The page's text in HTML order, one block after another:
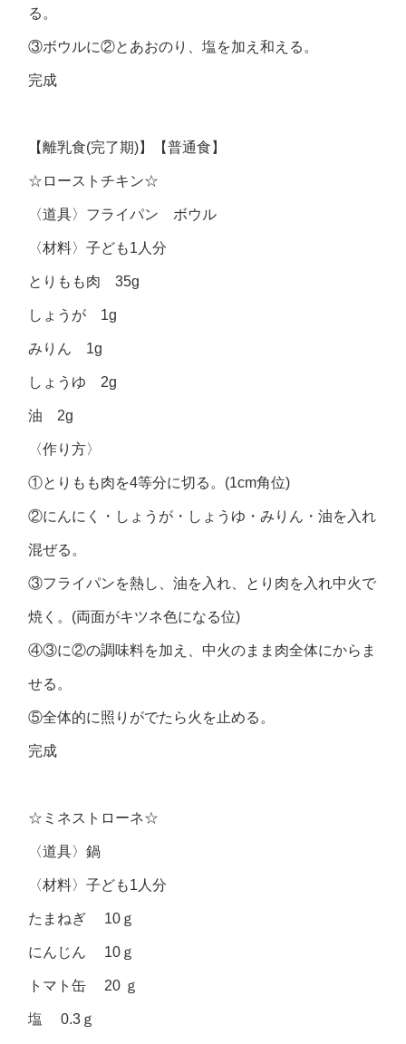
る。
③ボウルに②とあおのり、塩を加え和える。
完成
【離乳食(完了期)】【普通食】
☆ローストチキン☆
〈道具〉フライパン ボウル
〈材料〉子ども1人分
とりもも肉 35g
しょうが 1g
みりん 1g
しょうゆ 2g
油 2g
〈作り方〉
①とりもも肉を4等分に切る。(1cm角位)
②にんにく・しょうが・しょうゆ・みりん・油を入れ
混ぜる。
③フライパンを熱し、油を入れ、とり肉を入れ中火で
焼く。(両面がキツネ色になる位)
④③に②の調味料を加え、中火のまま肉全体にからま
せる。
⑤全体的に照りがでたら火を止める。
完成
☆ミネストローネ☆
〈道具〉鍋
〈材料〉子ども1人分
たまねぎ 10ｇ
にんじん 10ｇ
トマト缶 20 ｇ
塩 0.3ｇ